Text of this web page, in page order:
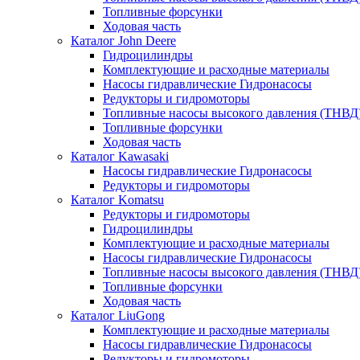
Топливные форсунки
Ходовая часть
Каталог John Deere
Гидроцилиндры
Комплектующие и расходные материалы
Насосы гидравлические Гидронасосы
Редукторы и гидромоторы
Топливные насосы высокого давления
Топливные форсунки
Ходовая часть
Каталог Kawasaki
Насосы гидравлические Гидронасосы
Редукторы и гидромоторы
Каталог Komatsu
Редукторы и гидромоторы
Гидроцилиндры
Комплектующие и расходные материалы
Насосы гидравлические Гидронасосы
Топливные насосы высокого давления
Топливные форсунки
Ходовая часть
Каталог LiuGong
Комплектующие и расходные материалы
Насосы гидравлические Гидронасосы